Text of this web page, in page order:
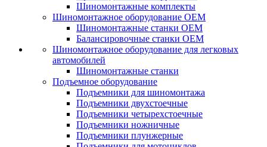
Шиномонтажные комплекты
Шиномонтажное оборудование ОЕМ
Шиномонтажные станки ОЕМ
Балансировочные станки ОЕМ
Шиномонтажное оборудование для легковых
автомобилей
Шиномонтажные станки
Подъемное оборудование
Подъемники для шиномонтажа
Подъемники двухстоечные
Подъемники четырехстоечные
Подъемники ножничные
Подъемники плунжерные